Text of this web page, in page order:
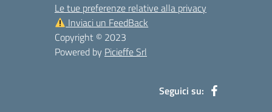
Le tue preferenze relative alla privacy
Inviaci un FeedBack
Copyright © 2023
Powered by Picieffe Srl
Seguici su: